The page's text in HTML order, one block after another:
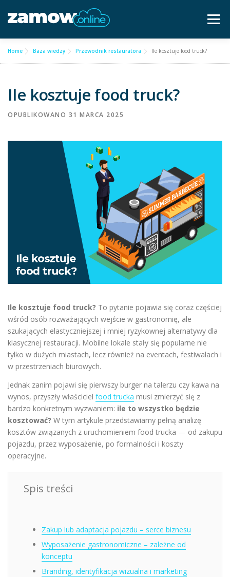
do
Menu
Dla gastronomii ▿ Częste pytania
Baza wiedzy Kontakt ▿
Home Baza wiedzy Przewodnik restauratora Ile kosztuje food truck?
Ile kosztuje food truck?
OPUBLIKOWANO 31 MARCA 2025
Ile kosztuje food truck? To pytanie pojawia się coraz częściej
wśród osób rozważających wejście w gastronomię, ale
szukających elastyczniejszej i mniej ryzykownej alternatywy dla
klasycznej restauracji. Mobilne lokale stały się popularne nie
tylko w dużych miastach, lecz również na eventach, festiwalach i
w przestrzeniach biurowych.
Jednak zanim pojawi się pierwszy burger na talerzu czy kawa na
wynos, przyszły właściciel food trucka musi zmierzyć się z
bardzo konkretnym wyzwaniem: ile to wszystko będzie
kosztować? W tym artykule przedstawiamy pełną analizę
kosztów związanych z uruchomieniem food trucka — od zakupu
pojazdu, przez wyposażenie, po formalności i koszty
operacyjne.
Spis treści
Zakup lub adaptacja pojazdu – serce biznesu
Wyposażenie gastronomiczne – zależne od
konceptu
Branding, identyfikacja wizualna i marketing